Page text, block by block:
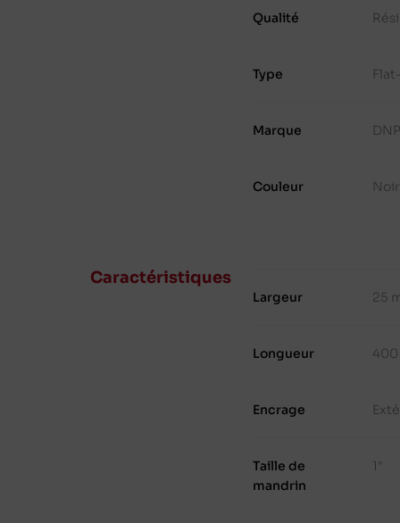
Qualité
Type
Marque
Couleur Noir
Caractéristiques
Largeur 25
Longueur 400
Encrage
Taille de
mandrin
1"